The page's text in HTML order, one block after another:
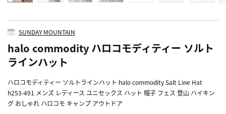
SUNDAY MOUNTAIN
halo commodity ハロコモディティー ソルト
ラインハット
ハロコモディティー ソルトラインハット halo commodity Salt Line Hat
h253-491 メンズ レディース ユニセックス ハット 帽子 フェス 登山 ハイキン
グ おしゃれ ハロコモ キャンプ アウトドア